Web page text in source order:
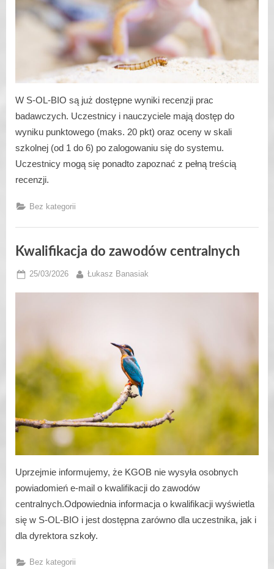
W S-OL-BIO są już dostępne wyniki recenzji prac
badawczych. Uczestnicy i nauczyciele mają dostęp do
wyniku punktowego (maks. 20 pkt) oraz oceny w skali
szkolnej (od 1 do 6) po zalogowaniu się do systemu.
Uczestnicy mogą się ponadto zapoznać z pełną treścią
recenzji.
Bez kategorii
Kwalifikacja do zawodów centralnych
Posted
25/03/2026 By
Łukasz Banasiak
Uprzejmie informujemy, że KGOB nie wysyła osobnych
powiadomień e-mail o kwalifikacji do zawodów
centralnych.Odpowiednia informacja o kwalifikacji wyświetla
się w S-OL-BIO i jest dostępna zarówno dla uczestnika, jak i
dla dyrektora szkoły.
Bez kategorii